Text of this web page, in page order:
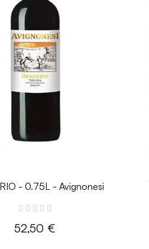
- 0.75L - Avignonesi
52,50 €